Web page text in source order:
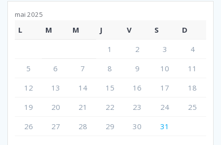
mai 2025
L M M J V S
D
1
2 3
4
5
6 7 8 9 10
11
12
13 14 15 16 17
18
19
20 21 22 23 24
25
26
27 28 29 30 31